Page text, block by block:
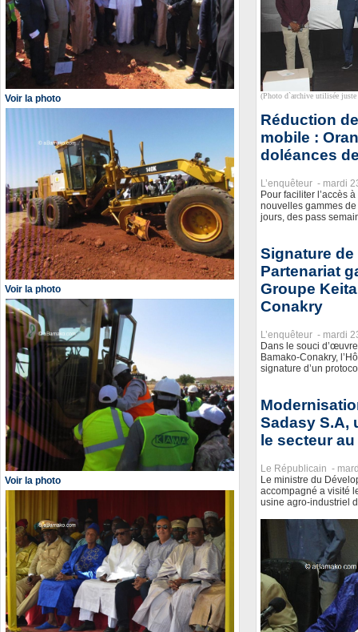
Voir la photo
Voir la photo
Voir la photo
(Photo d`archive utilisée
Réduction
mobile :
doléances
L’enquêteur - mardi
Pour faciliter l’accès
nouvelles gammes
jours, des pass
Signature de
Partenariat
Groupe
Conakry
L’enquêteur - mardi
Dans le souci
Bamako-Conakry,
signature d’un
Sadasy S.A,
le secteur au
Le Républicain -
Le ministre du
accompagné a visité
usine agro-industriel